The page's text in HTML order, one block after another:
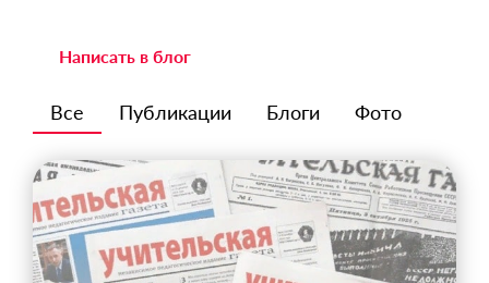
Написать в блог
Все Публикации Блоги Фото